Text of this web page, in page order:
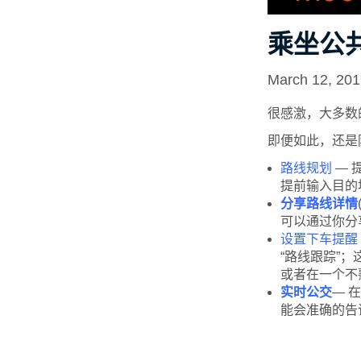
乘坐公
March 12,
很感激，大多
即便如此，还
路线规划 —
提前输入目
分享路线详情(
可以通过你
设置下车提醒
“路线跟踪”
或者在一个
实时公交— 在
能会准确的